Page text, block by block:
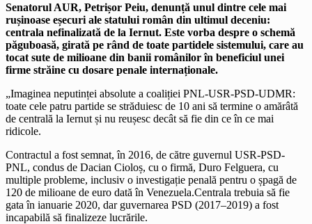
Senatorul AUR, Petrișor Peiu, denunță unul dintre cele mai
rușinoase eșecuri ale statului român din ultimul deceniu:
centrala nefinalizată de la Iernut. Este vorba despre o schemă
păguboasă, girată pe rând de toate partidele sistemului, care au
tocat sute de milioane din banii românilor în beneficiul unei
firme străine cu dosare penale internaționale.
„Imaginea neputinței absolute a coaliției PNL-USR-PSD-UDMR:
toate cele patru partide se străduiesc de 10 ani să termine o amărâtă
de centrală la Iernut și nu reușesc decât să fie din ce în ce mai
ridicole.
Contractul a fost semnat, în 2016, de către guvernul USR-PSD-
PNL, condus de Dacian Cioloș, cu o firmă, Duro Felguera, cu
multiple probleme, inclusiv o investigație penală pentru o șpagă de
120 de milioane de euro dată în Venezuela.⁠Centrala trebuia să fie
gata în ianuarie 2020, dar guvernarea PSD (2017–2019) a fost
incapabilă să finalizeze lucrările.